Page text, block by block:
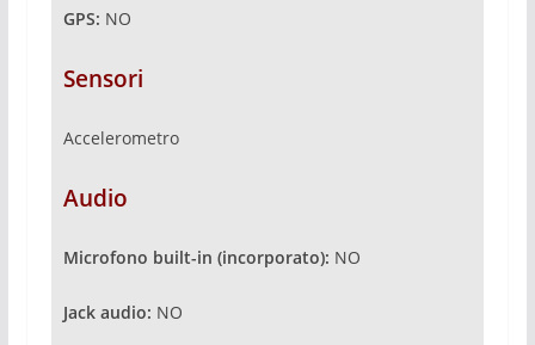
GPS: NO
Sensori
Accelerometro
Audio
Microfono built-in (incorporato): NO
Jack audio: NO